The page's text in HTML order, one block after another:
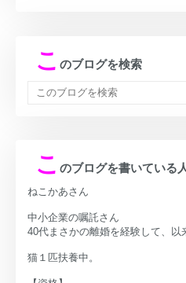
こ のブログを検索
こ のブログを書いている
ねこかあさん
中小企業の嘱託さん
40代まさかの離婚を経験して、以
猫１匹扶養中。